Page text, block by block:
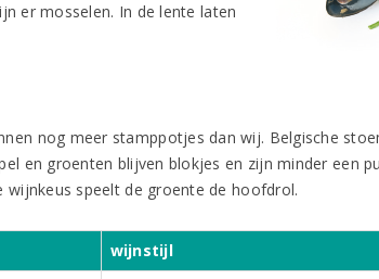
er mosselen. In de lente laten
nog meer stamppotjes dan wij. Belgische
en groenten blijven blokjes en zijn minder een
speelt de groente de hoofdrol.
wijnstijl